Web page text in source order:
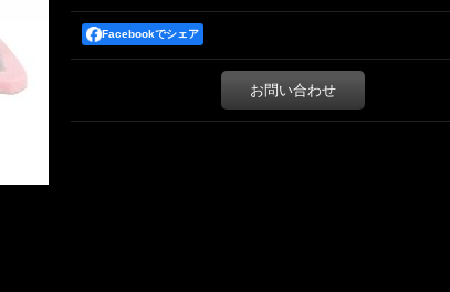
Facebookでシェア
お問い合わせ